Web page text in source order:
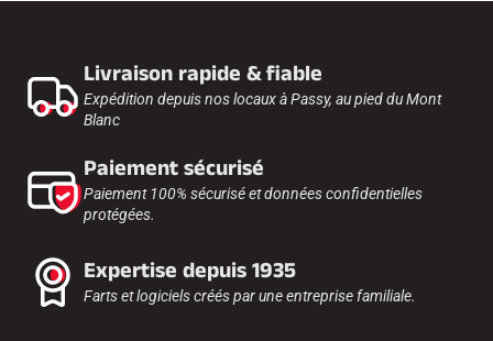
Livraison rapide & fiable
Expédition depuis nos locaux à Passy, au pied du Mont
Blanc
Paiement sécurisé
Paiement 100% sécurisé et données confidentielles
protégées.
Expertise depuis 1935
Farts et logiciels créés par une entreprise familiale.